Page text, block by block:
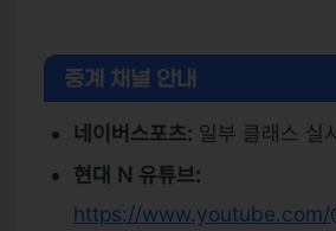
중계 채널 안내
네이버스포츠: 일부 클래스 실
현대 N 유튜브:
https://www.youtube.com/